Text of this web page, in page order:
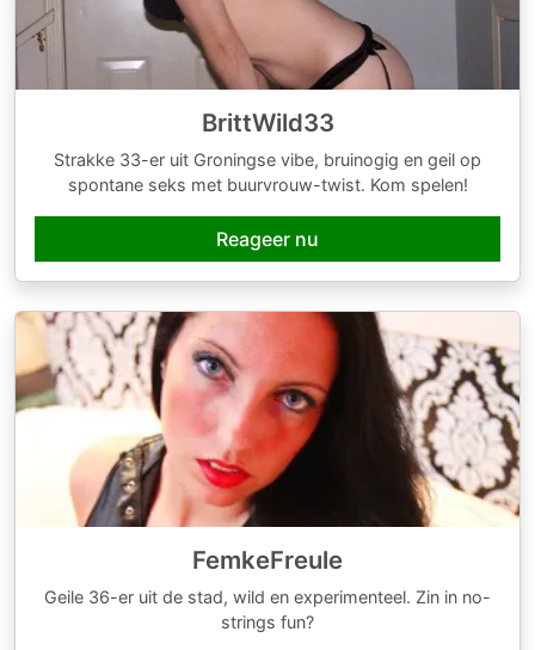
BrittWild33
Strakke 33-er uit Groningse vibe, bruinogig en geil op
spontane seks met buurvrouw-twist. Kom spelen!
Reageer nu
FemkeFreule
Geile 36-er uit de stad, wild en experimenteel. Zin in no-
strings fun?